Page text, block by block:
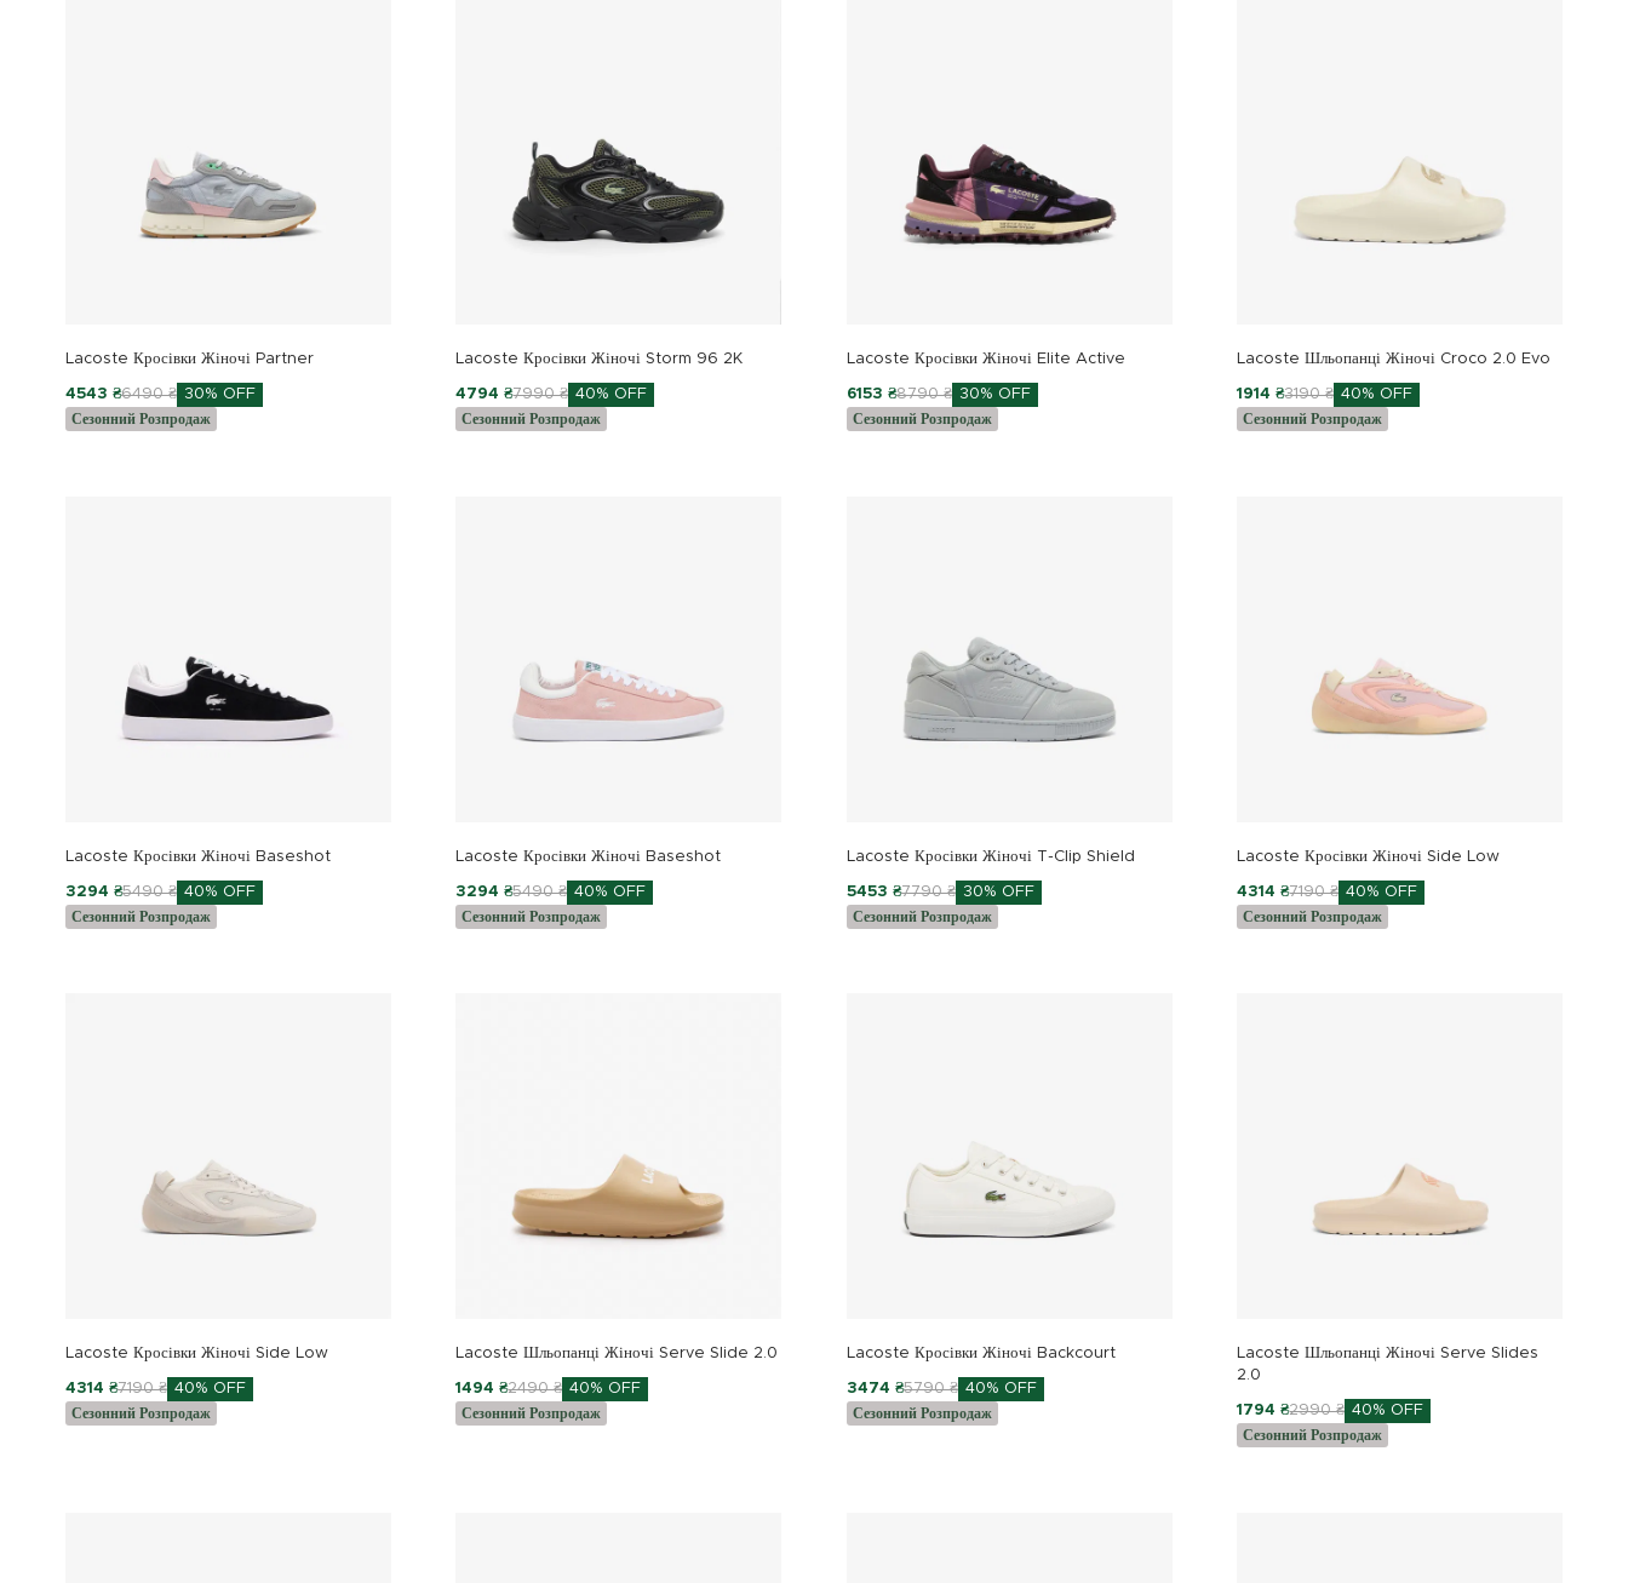
Lacoste Кросівки Жіночі Partner
4543 ₴6490 ₴ 30% OFF
Сезонний Розпродаж
Lacoste Кросівки Жіночі Storm 96 2K
4794 ₴7990 ₴ 40% OFF
Сезонний Розпродаж
Lacoste Кросівки Жіночі Elite Active
6153 ₴8790 ₴ 30% OFF
Сезонний Розпродаж
Lacoste Шльопанці Жіночі Croco 2.0 Evo
1914 ₴3190 ₴ 40% OFF
Сезонний Розпродаж
Lacoste Кросівки Жіночі Baseshot
3294 ₴5490 ₴ 40% OFF
Сезонний Розпродаж
Lacoste Кросівки Жіночі Baseshot
3294 ₴5490 ₴ 40% OFF
Сезонний Розпродаж
Lacoste Кросівки Жіночі T-Clip Shield
5453 ₴7790 ₴ 30% OFF
Сезонний Розпродаж
Lacoste Кросівки Жіночі Side Low
4314 ₴7190 ₴ 40% OFF
Сезонний Розпродаж
Lacoste Кросівки Жіночі Side Low
4314 ₴7190 ₴ 40% OFF
Сезонний Розпродаж
Lacoste Шльопанці Жіночі Serve Slide 2.0
1494 ₴2490 ₴ 40% OFF
Сезонний Розпродаж
Lacoste Кросівки Жіночі Backcourt
3474 ₴5790 ₴ 40% OFF
Сезонний Розпродаж
Lacoste Шльопанці Жіночі Serve Slides
2.0
1794 ₴2990 ₴ 40% OFF
Сезонний Розпродаж